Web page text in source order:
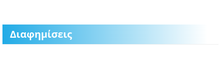
Διαφημίσεις